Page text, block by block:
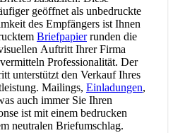
geöffnet als unbedruckte
des Empfängers ist Ihnen
Briefpapierrunden die
Auftritt Ihrer Firma
Professionalität. Der
unterstützt den Verkauf Ihres
Mailings, Einladungen,
auch immer Sie Ihren
ist mit einem bedrucken
neutralen Briefumschlag.